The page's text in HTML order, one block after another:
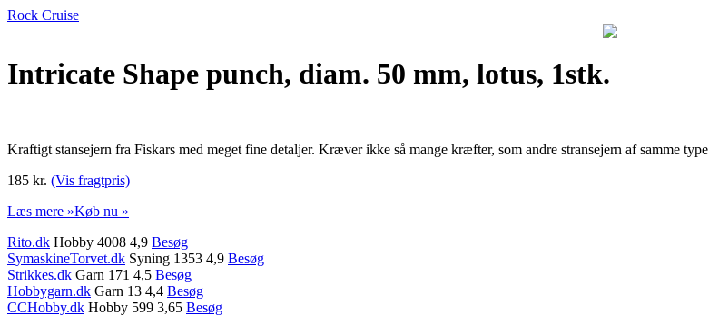
Rock Cruise
Intricate Shape punch, diam. 50 mm, lotus, 1stk.
Kraftigt stansejern fra Fiskars med meget fine detaljer. Kræver ikke så mange kræfter, som andre stransejern af samme type
185 kr. (Vis fragtpris)
Læs mere »Køb nu »
Rito.dk Hobby 4008 4,9 Besøg
SymaskineTorvet.dk Syning 1353 4,9 Besøg
Strikkes.dk Garn 171 4,5 Besøg
Hobbygarn.dk Garn 13 4,4 Besøg
CCHobby.dk Hobby 599 3,65 Besøg